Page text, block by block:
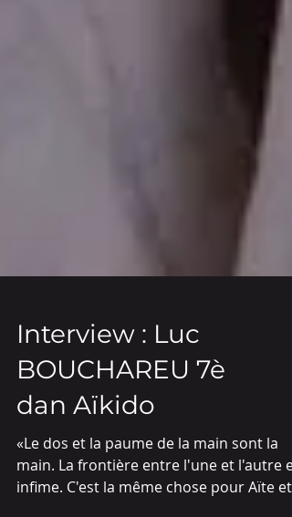
Interview : Luc
BOUCHAREU 7è
dan Aïkido
«Le dos et la paume de la main sont la